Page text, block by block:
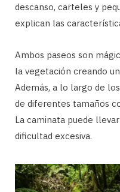
descanso, carteles y
explican las
Ambos paseos son
la vegetación creando
Además, a lo largo de
de diferentes tamaños
La caminata puede
dificultad excesiva.